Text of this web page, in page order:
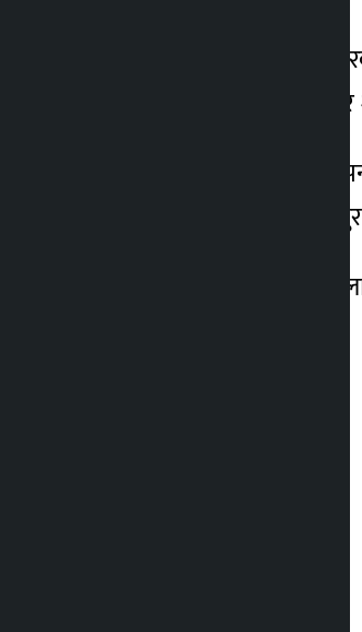
काठमाडौँ । साताको
परिसूचक २७.९० अंकले बढेर
बुधबार नेप्सेमा ३ सय ६
सबैभन्दा धेरै कारोबार
सो कम्पनीको २६ करोड